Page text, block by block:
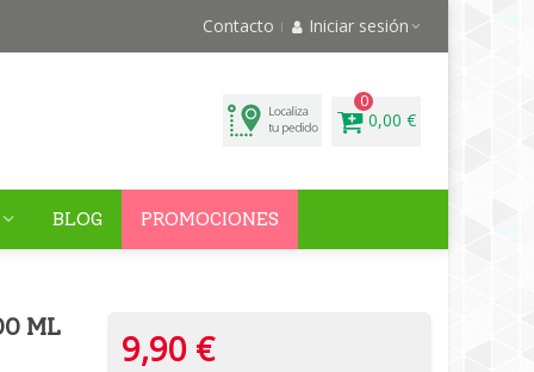
Contacto Iniciar sesión
0
0,00 €
BLOG PROMOCIONES
ML 9,90 €